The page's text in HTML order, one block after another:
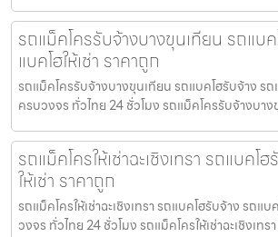
รถแม็คโครรับจ้างบางขุนเทียน รถแบ
แบคโฮให้เช่า ราคาถูก
รถแม็คโครรับจ้างบางขุนเทียน รถแบคโฮรับจ้าง รถ
ครบวงจร ทั่วไทย 24 ชั่วโมง รถแม็คโครรับจ้างบาง
รถแม็คโครให้เช่าฉะเชิงเทรา รถแบคโ
ให้เช่า ราคาถูก
รถแม็คโครให้เช่าฉะเชิงเทรา รถแบคโฮรับจ้าง รถแบ
วงจร ทั่วไทย 24 ชั่วโมง รถแม็คโครให้เช่าฉะเชิงเทร